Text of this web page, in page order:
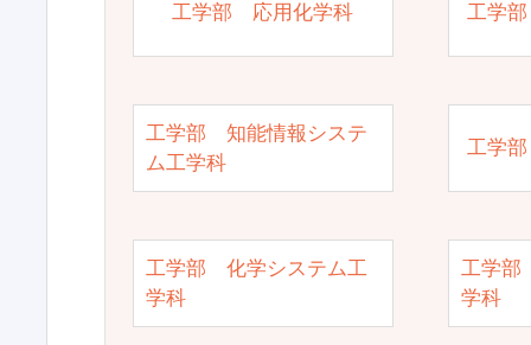
工学部 応用化学科 工学
工学部 知能情報システ
ム工学科
工学
工学部 化学システム工
学科
工学部
学科